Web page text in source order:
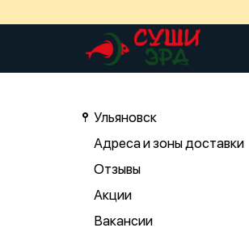
Ульяновск
Адреса и зоны доставки
Отзывы
Акции
Вакансии